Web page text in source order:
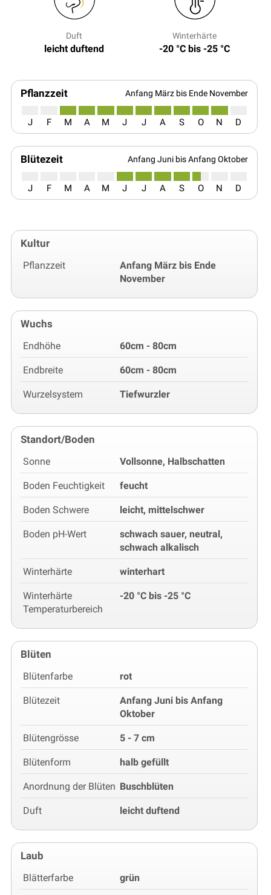
Duft
leicht duftend
Winterhärte
-20 °C bis -25 °C
Pflanzzeit Anfang März bis Ende November
J F M A M J J A S O N D
Blütezeit Anfang Juni bis Anfang Oktober
J F M A M J J A S O N D
Kultur
Pflanzzeit
Anfang März bis Ende
November
Wuchs
Endhöhe 60cm - 80cm
Endbreite 60cm - 80cm
Wurzelsystem Tiefwurzler
Standort/Boden
Sonne Vollsonne, Halbschatten
Boden Feuchtigkeit feucht
Boden Schwere leicht, mittelschwer
Boden pH-Wert
schwach sauer, neutral,
schwach alkalisch
Winterhärte winterhart
Winterhärte
Temperaturbereich
-20 °C bis -25 °C
Blüten
Blütenfarbe rot
Blütezeit
Anfang Juni bis Anfang
Oktober
Blütengrösse 5 - 7 cm
Blütenform halb gefüllt
Anordnung der Blüten Buschblüten
Duft leicht duftend
Laub
Blätterfarbe grün